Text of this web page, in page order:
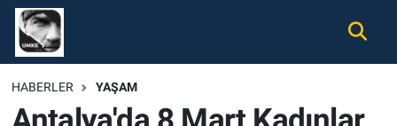
HABERLER YAŞAM
Gündem
Ekonomi
Nöbetçi Eczaneler
Hava Durumu